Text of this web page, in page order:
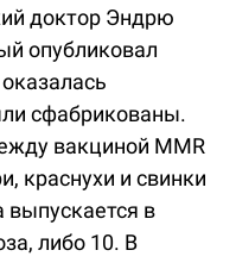
доктор Эндрю
опубликовал
сфабрикованы.
вакциной MMR
краснухи и свинки
выпускается в
либо 10. В